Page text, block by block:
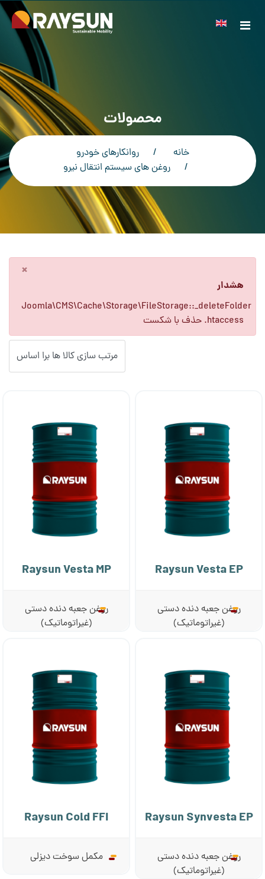
محصولات
خانه
روانکارهای خودرو
روغن های سیستم انتقال نیرو
×
هشدار
Joomla\CMS\Cache\Storage\FileStorage::_deleteFolder
حذف با شکست .htaccess
Raysun Vesta MP
روغن جعبه دنده دستی
(غیراتوماتیک)
Raysun Vesta EP
روغن جعبه دنده دستی
(غیراتوماتیک)
Raysun Cold FFI
مکمل سوخت دیزلی
Raysun Synvesta EP
روغن جعبه دنده دستی
(غیراتوماتیک)